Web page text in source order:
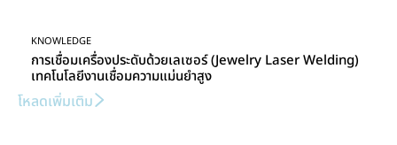
KNOWLEDGE
การเชื่อมเครื่องประดับด้วยเลเซอร์ (Jewelry Laser Welding)
เทคโนโลยีงานเชื่อมความแม่นยำสูง
โหลดเพิ่มเติม